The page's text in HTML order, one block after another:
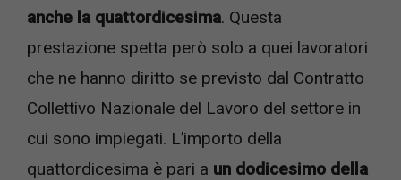
anche la quattordicesima. Questa
prestazione spetta però solo a quei lavoratori
che ne hanno diritto se previsto dal Contratto
Collettivo Nazionale del Lavoro del settore in
cui sono impiegati. L’importo della
quattordicesima è pari a un dodicesimo della